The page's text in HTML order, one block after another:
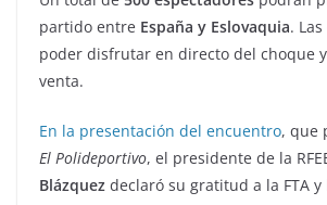
partido entre España y Eslovaquia.
poder disfrutar en directo del choque
venta.
En la presentación del encuentro, que
El Polideportivo, el presidente de la
Blázquez declaró su gratitud a la FTA